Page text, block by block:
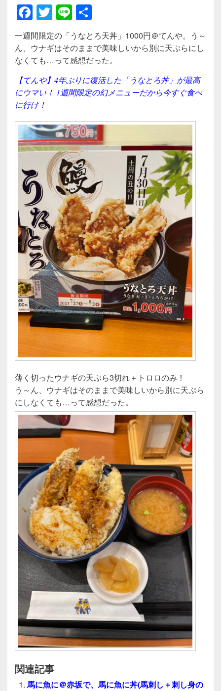
F
a
c
e
b
o
o
k
T
wi
tt
er
Li
n
e
有
一週間限定の「うなとろ天丼」1000円＠てんや。う～
ん、ウナギはそのままで美味しいから別に天ぷらにし
なくても…って感想だった。
【てんや】4年ぶりに復活した「うなとろ丼」が最高
にウマい！ 1週間限定の幻メニューだから今すぐ食べ
に行け！
薄く切ったウナギの天ぷら3切れ＋トロロのみ！
う～ん、ウナギはそのままで美味しいから別に天ぷら
にしなくても…って感想だった。
関連記事
馬に魚に＠赤坂で、馬に魚に丼(馬刺し＋刺し身の